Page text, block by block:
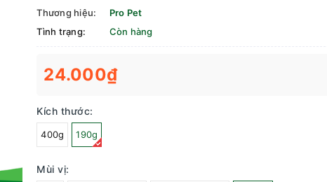
Thương hiệu:
Pro Pet
Tình trạng:
Còn hàng
24.000₫
Kích thước:
400g 190g
Mùi vị: